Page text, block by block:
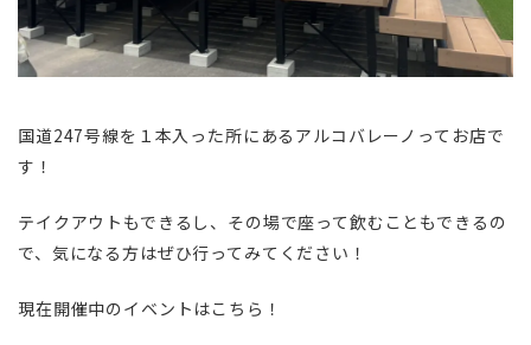
国道247号線を１本入った所にあるアルコバレーノってお店で
す！
テイクアウトもできるし、その場で座って飲むこともできるの
で、気になる方はぜひ行ってみてください！
現在開催中のイベントはこちら！